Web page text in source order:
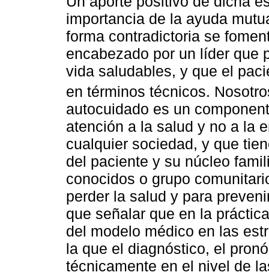
importancia de la ayuda
forma contradictoria se
encabezado por un líder que
vida saludables, y que el
en términos técnicos.
autocuidado es un
atención a la salud y no a la
cualquier sociedad, y que
del paciente y su núcleo
conocidos o grupo
perder la salud y para
que señalar que en la
del modelo médico en las
la que el diagnóstico, el
técnicamente en el nivel de